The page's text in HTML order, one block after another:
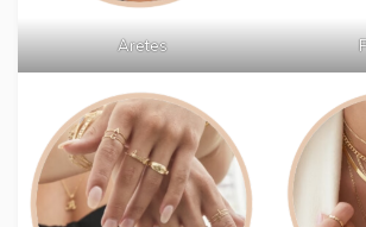
Aretes